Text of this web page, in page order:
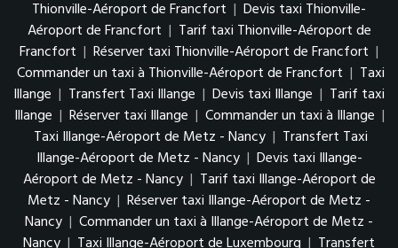
Thionville-Aéroport de Francfort | Devis taxi Thionville-
Aéroport de Francfort | Tarif taxi Thionville-Aéroport de
Francfort | Réserver taxi Thionville-Aéroport de Francfort |
Commander un taxi à Thionville-Aéroport de Francfort | Taxi
Illange | Transfert Taxi Illange | Devis taxi Illange | Tarif taxi
Illange | Réserver taxi Illange | Commander un taxi à Illange |
Taxi Illange-Aéroport de Metz - Nancy | Transfert Taxi
Illange-Aéroport de Metz - Nancy | Devis taxi Illange-
Aéroport de Metz - Nancy | Tarif taxi Illange-Aéroport de
Metz - Nancy | Réserver taxi Illange-Aéroport de Metz -
Nancy | Commander un taxi à Illange-Aéroport de Metz -